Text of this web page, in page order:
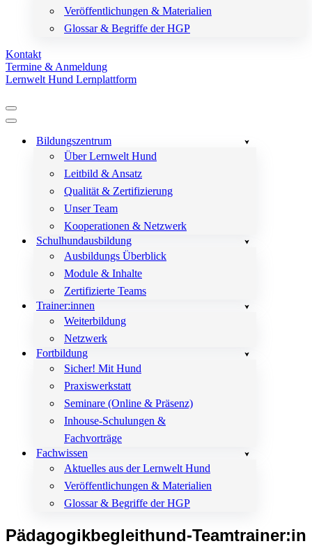
Veröffentlichungen & Materialien
Glossar & Begriffe der HGP
Kontakt
Termine & Anmeldung
Lernwelt Hund Lernplattform
Navigationsmenü
Navigationsmenü
Bildungszentrum
Über Lernwelt Hund
Leitbild & Ansatz
Qualität & Zertifizierung
Unser Team
Kooperationen & Netzwerk
Schulhundausbildung
Ausbildungs Überblick
Module & Inhalte
Zertifizierte Teams
Trainer:innen
Weiterbildung
Netzwerk
Fortbildung
Sicher! Mit Hund
Praxiswerkstatt
Seminare (Online & Präsenz)
Inhouse-Schulungen &
Fachvorträge
Fachwissen
Aktuelles aus der Lernwelt Hund
Veröffentlichungen & Materialien
Glossar & Begriffe der HGP
Pädagogikbegleithund-Teamtrainer:in